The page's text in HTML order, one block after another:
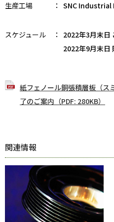
生産工場 ： SNC Industrial
スケジュール ：
2022年3月末日
2022年9月末日
紙フェノール銅張積層板（ス
了のご案内（PDF: 280KB）
関連情報